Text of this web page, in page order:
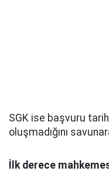
SGK ise başvuru
oluşmadığını
İlk derece